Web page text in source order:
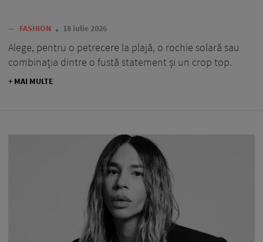
— FASHION 18 iulie 2026
Alege, pentru o petrecere la plajă, o rochie solară sau
combinația dintre o fustă statement și un crop top.
+ MAI MULTE